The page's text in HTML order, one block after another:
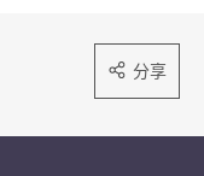
分享